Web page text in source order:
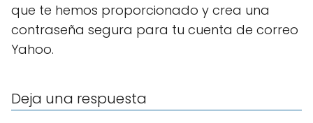
que te hemos proporcionado y crea una
contraseña segura para tu cuenta de correo
Yahoo.
Deja una respuesta